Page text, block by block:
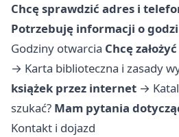
Chcę sprawdzić adres i
Potrzebuję informacji o
Godziny otwarcia Chcę
→ Karta biblioteczna i zasady
książek przez internet →
szukać? Mam pytania
Kontakt i dojazd